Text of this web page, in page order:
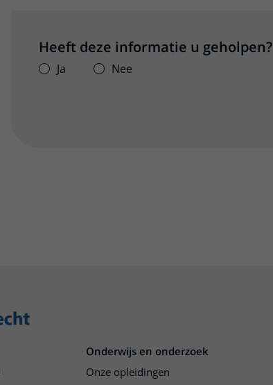
Heeft deze informatie u geholpen?
Ja Nee
Onderwijs en onderzoek
Onze opleidingen